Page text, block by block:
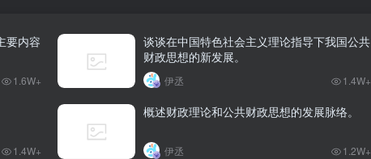
要内容
1.6W+
谈谈在中国特色社会主义理论指导下我国公共
财政思想的新发展。
伊丞 1.4W+
1.4W+
概述财政理论和公共财政思想的发展脉络。
伊丞 1.2W+